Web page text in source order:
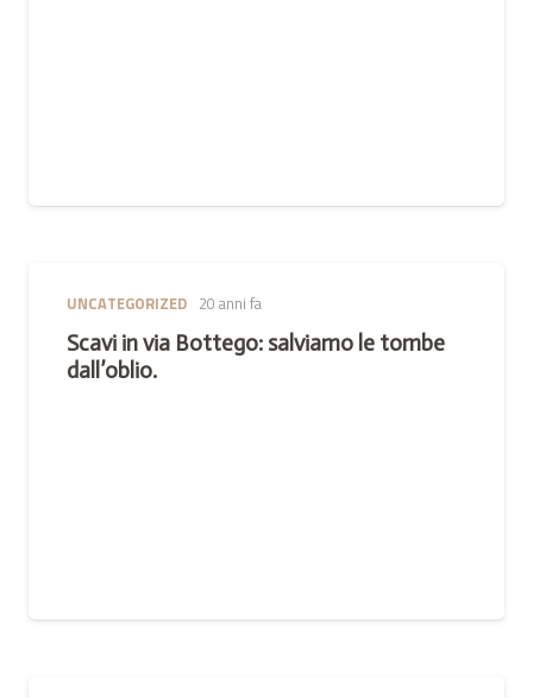
UNCATEGORIZED 20 anni fa
Scavi in via Bottego: salviamo le tombe
dall’oblio.